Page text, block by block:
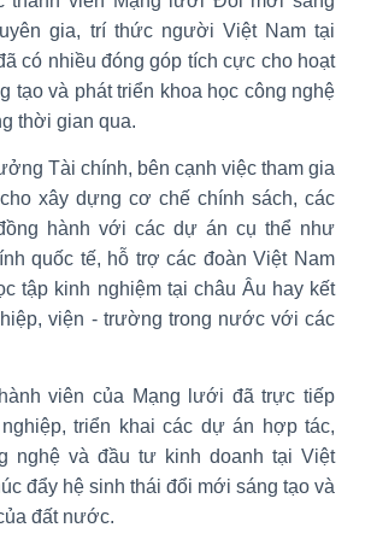
gia, trí thức người Việt Nam tại
có nhiều đóng góp tích cực cho hoạt
tạo và phát triển khoa học công nghệ
thời gian qua.
Tài chính, bên cạnh việc tham gia
xây dựng cơ chế chính sách, các
hành với các dự án cụ thể như
quốc tế, hỗ trợ các đoàn Việt Nam
tập kinh nghiệm tại châu Âu hay kết
viện - trường trong nước với các
viên của Mạng lưới đã trực tiếp
triển khai các dự án hợp tác,
nghệ và đầu tư kinh doanh tại Việt
đẩy hệ sinh thái đổi mới sáng tạo và
đất nước.